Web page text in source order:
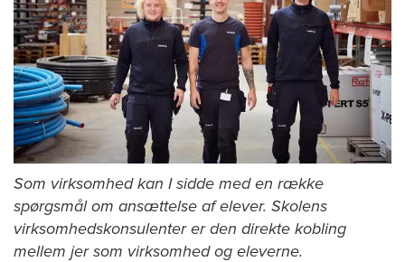
Som virksomhed kan I sidde med en række
spørgsmål om ansættelse af elever. Skolens
virksomhedskonsulenter er den direkte kobling
mellem jer som virksomhed og eleverne.